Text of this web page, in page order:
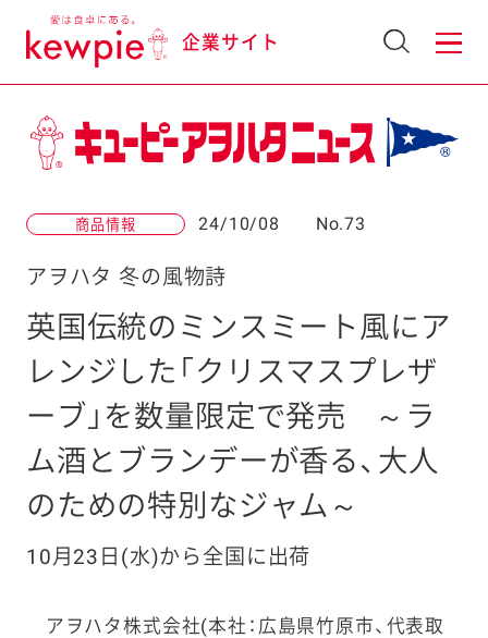
企業サイト
商品情報 24/10/08 No.73
アヲハタ 冬の風物詩
英国伝統のミンスミート風にア
レンジした「クリスマスプレザ
ーブ」を数量限定で発売
～ラ
ム酒とブランデーが香る、大人
のための特別なジャム～
10月23日(水)から全国に出荷
アヲハタ株式会社(本社：広島県竹原市、代表取